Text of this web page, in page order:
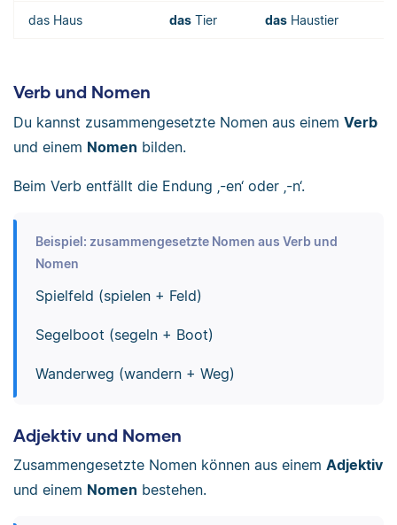
das Haus das Tier das Haustier
Verb und Nomen
Du kannst zusammengesetzte Nomen aus einem Verb
und einem Nomen bilden.
Beim Verb entfällt die Endung ‚-en‘ oder ‚-n‘.
Beispiel: zusammengesetzte Nomen aus Verb und
Nomen
Spielfeld (spielen + Feld)
Segelboot (segeln + Boot)
Wanderweg (wandern + Weg)
Adjektiv und Nomen
Zusammengesetzte Nomen können aus einem Adjektiv
und einem Nomen bestehen.